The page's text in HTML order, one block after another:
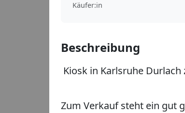
Käufer:in
Beschreibung
Kiosk in Karlsruhe
Zum Verkauf steht ein gut